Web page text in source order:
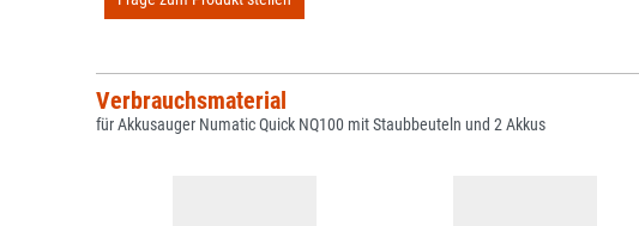
Verbrauchsmaterial
für Akkusauger Numatic Quick NQ100 mit Staubbeuteln und 2 Akkus